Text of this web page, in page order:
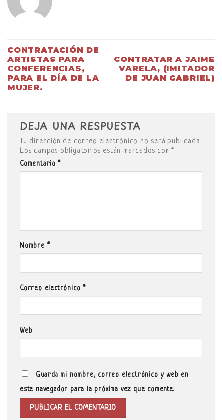
CONTRATACIÓN DE
ARTISTAS PARA
CONFERENCIAS,
PARA EL DÍA DE LA
MUJER.
CONTRATAR A JAIME
VARELA, (IMITADOR
DE JUAN GABRIEL)
DEJA UNA RESPUESTA
Tu dirección de correo electrónico no será publicada.
Los campos obligatorios están marcados con*
Comentario *
Nombre *
Correo electrónico*
Web
Guarda mi nombre, correo electrónico y web en
este navegador para la próxima vez que comente.